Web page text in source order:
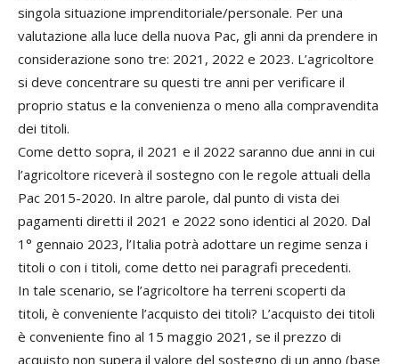
singola situazione imprenditoriale/personale. Per una
valutazione alla luce della nuova Pac, gli anni da prendere in
considerazione sono tre: 2021, 2022 e 2023. L’agricoltore
si deve concentrare su questi tre anni per verificare il
proprio status e la convenienza o meno alla compravendita
dei titoli.
Come detto sopra, il 2021 e il 2022 saranno due anni in cui
l’agricoltore riceverà il sostegno con le regole attuali della
Pac 2015-2020. In altre parole, dal punto di vista dei
pagamenti diretti il 2021 e 2022 sono identici al 2020. Dal
1° gennaio 2023, l’Italia potrà adottare un regime senza i
titoli o con i titoli, come detto nei paragrafi precedenti.
In tale scenario, se l’agricoltore ha terreni scoperti da
titoli, è conveniente l’acquisto dei titoli? L’acquisto dei titoli
è conveniente fino al 15 maggio 2021, se il prezzo di
acquisto non supera il valore del sostegno di un anno (base